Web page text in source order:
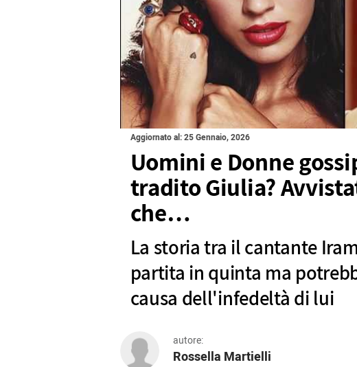
Aggiornato al: 25 Gennaio, 2026
Uomini e Donne
tradito Giulia?
che…
La storia tra il cantante
partita in quinta ma
causa dell'infedeltà di lui
autore:
Rossella Martielli